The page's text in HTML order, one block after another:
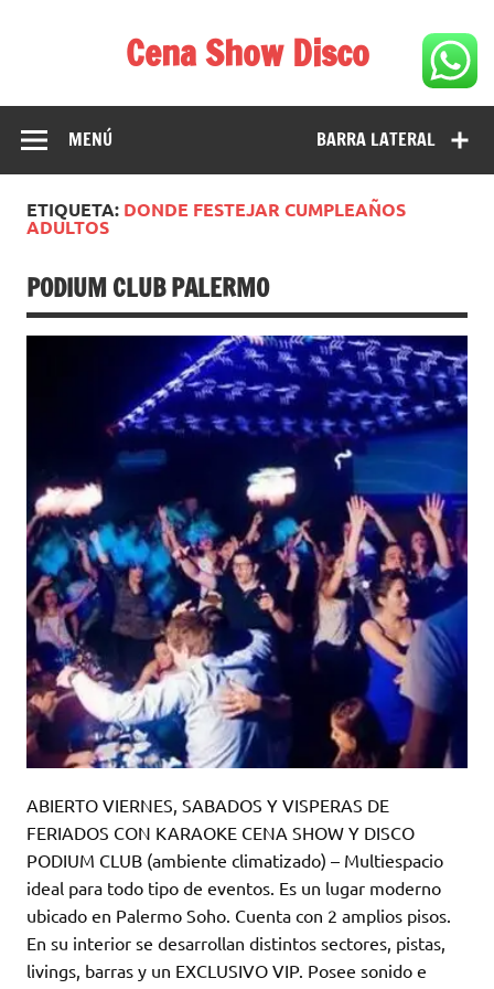
Cena Show Disco
Cena Show Disco – DISCO CENA SHOW GUIA DE
RESTAURANTES
BARRA LATERAL
MENÚ
ETIQUETA: DONDE FESTEJAR CUMPLEAÑOS
ADULTOS
PODIUM CLUB PALERMO
ABIERTO VIERNES, SABADOS Y VISPERAS DE
FERIADOS CON KARAOKE CENA SHOW Y DISCO
PODIUM CLUB (ambiente climatizado) – Multiespacio
ideal para todo tipo de eventos. Es un lugar moderno
ubicado en Palermo Soho. Cuenta con 2 amplios pisos.
En su interior se desarrollan distintos sectores, pistas,
livings, barras y un EXCLUSIVO VIP. Posee sonido e